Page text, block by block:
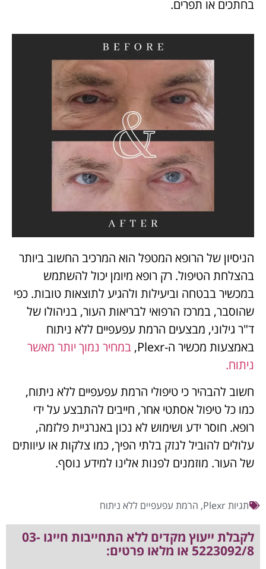
בחתכים או תפרים.
הניסיון של הרופא המטפל הוא המרכיב החשוב ביותר
בהצלחת הטיפול. רק רופא מיומן יכול להשתמש
במכשיר בבטחה וביעילות ולהגיע לתוצאות טובות. כפי
שהוסבר, במרכז הרפואי לבריאות העור, בניהולו של
ד"ר גילוני, מבצעים הרמת עפעפיים ללא ניתוח
באמצעות מכשיר ה-Plexr,
במחיר נמוך יותר מאשר
ניתוח.
חשוב להבהיר כי טיפולי הרמת עפעפיים ללא ניתוח,
כמו כל טיפול אסתטי אחר, חייבים להתבצע על ידי
רופא. חוסר ידע ושימוש לא נכון באנרגיית פלזמה,
עלולים להוביל לנזק בלתי הפיך, כמו צלקות או עיוותים
של העור. מוזמנים לפנות אלינו למידע נוסף.
תגיותPlexr
, הרמת עפעפיים ללא ניתוח
לקבלת ייעוץ מקדים ללא התחייבות חייגו 03-
5223092/8 או מלאו פרטים: